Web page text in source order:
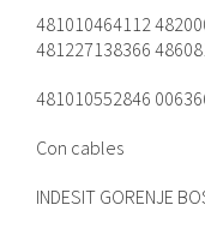
481010464112
481227138366
481010552846
Con cables
INDESIT GORENJE